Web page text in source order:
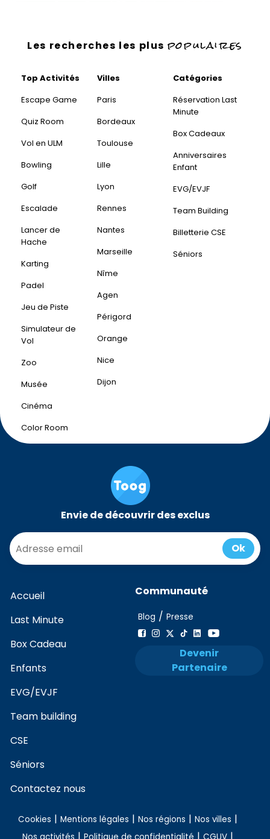
Les recherches les plus populaires
Top Activités
Escape Game
Quiz Room
Vol en ULM
Bowling
Golf
Escalade
Lancer de
Hache
Karting
Padel
Jeu de Piste
Simulateur de
Vol
Zoo
Musée
Cinéma
Color Room
Villes
Paris
Bordeaux
Toulouse
Lille
Lyon
Rennes
Nantes
Marseille
Nîme
Agen
Périgord
Orange
Nice
Dijon
Catégories
Réservation Last
Minute
Box Cadeaux
Anniversaires
Enfant
EVG/EVJF
Team Building
Billetterie CSE
Séniors
Envie de découvrir des exclus
Ok
Accueil
Last Minute
Box Cadeau
Enfants
EVG/EVJF
Team building
CSE
Séniors
Contactez nous
Communauté
Blog / Presse
Devenir
Partenaire
Cookies | Mentions légales | Nos régions | Nos villes |